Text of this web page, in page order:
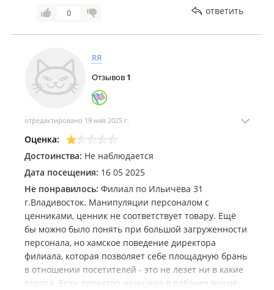
0 ответить
RЯ
Отзывов 1
отредактировано 19 мая 2025 г.
Оценка:
Достоинства: Не наблюдается
Дата посещения: 16 05 2025
Не понравилось: Филиал по Ильичёва 31
г.Владивосток. Манипуляции персоналом с
ценниками, ценник не соответствует товару. Ещё
бы можно было понять при большой загруженности
персонала, но хамское поведение директора
филиала, которая позволяет себе площадную брань
в отношении посетителей - это не лезет ни в какие
ворота. Если директор женщина в рабочее время